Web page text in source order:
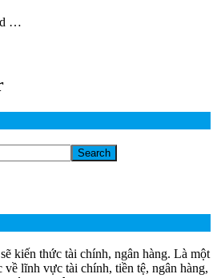
…
kiến thức tài chính, ngân hàng. Là một
về lĩnh vực tài chính, tiền tệ, ngân hàng,